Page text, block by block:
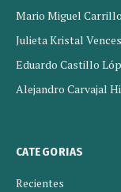
Mario Miguel
Julieta Kristal
Eduardo Castillo
Alejandro Carvajal
CATEGORIAS
Recientes